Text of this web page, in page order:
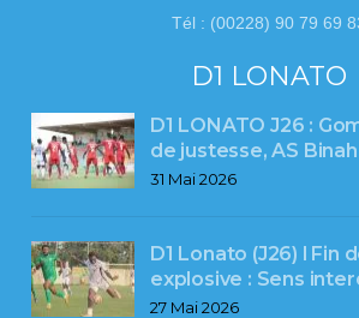
Tél : (00228) 90 79 69
D1 LONATO
D1 LONATO J26 :
de justesse, AS
31 Mai 2026
D1 Lonato (J26) l Fin
explosive : Sens
27 Mai 2026